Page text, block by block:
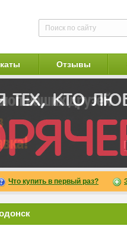
Отзывы
Что купить в первый раз?